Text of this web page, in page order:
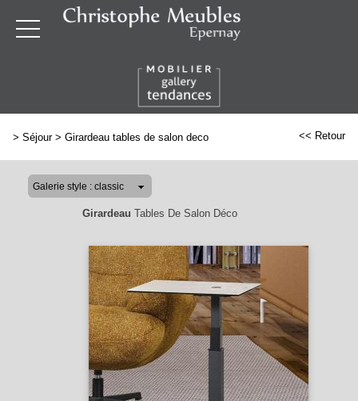
> Séjour> Girardeau tables de salon deco << Retour
Girardeau Tables De Salon Déco